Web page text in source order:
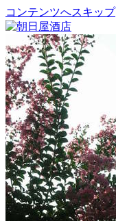
コンテンツへスキップ
朝日屋酒店
朝日屋酒店のサイト